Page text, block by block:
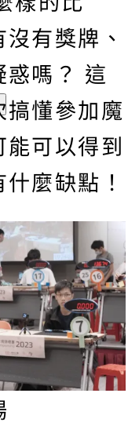
有獎牌、
嗎？ 這
懂參加魔
可以得到
麼缺點！